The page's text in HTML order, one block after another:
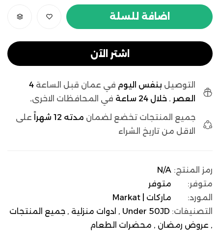
اضافة للسلة
اشتر الآن
التوصيل بنفس اليوم في عمان قبل الساعة 4
العصر . خلال 24 ساعة
في المحافظات الاخرى.
جميع المنتجات تخضع لضمان مدته 12 شهراً
على
الاقل من تاريخ الشراء
رمز المنتج: N/A
متوفر:
متوفر
المورد:
ماركات | Markat
التصنيفات: Under 50JD , ادوات منزلية , جميع المنتجات
, عروض رمضان , محضرات الطعام